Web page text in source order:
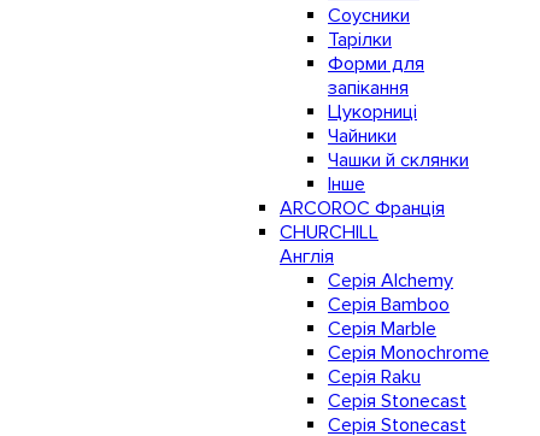
Соусники
Тарілки
Форми для
запікання
Цукорниці
Чайники
Чашки й склянки
Інше
ARCOROC Франція
CHURCHILL
Англія
Серія Alchemy
Серія Bamboo
Серія Marble
Серія Monochrome
Серія Raku
Серія Stonecast
Серія Stonecast